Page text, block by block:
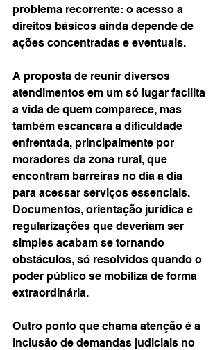
problema recorrente: o acesso a
direitos básicos ainda depende de
ações concentradas e eventuais.
A proposta de reunir diversos
atendimentos em um só lugar facilita
a vida de quem comparece, mas
também escancara a dificuldade
enfrentada, principalmente por
moradores da zona rural, que
encontram barreiras no dia a dia
para acessar serviços essenciais.
Documentos, orientação jurídica e
regularizações que deveriam ser
simples acabam se tornando
obstáculos, só resolvidos quando o
poder público se mobiliza de forma
extraordinária.
Outro ponto que chama atenção é a
inclusão de demandas judiciais no